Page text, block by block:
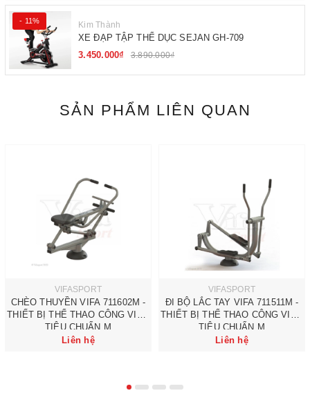
- 11% Kim Thành
XE ĐẠP TẬP THỂ DỤC SEJAN GH-709
3.450.000₫
3.890.000₫
SẢN PHẨM LIÊN QUAN
VIFASPORT
CHÈO THUYỀN VIFA 711602M -
THIẾT BỊ THỂ THAO CÔNG VIÊN
TIÊU CHUẨN M
Liên hệ
VIFASPORT
ĐI BỘ LẮC TAY VIFA 711511M -
THIẾT BỊ THỂ THAO CÔNG VIÊN
TIÊU CHUẨN M
Liên hệ